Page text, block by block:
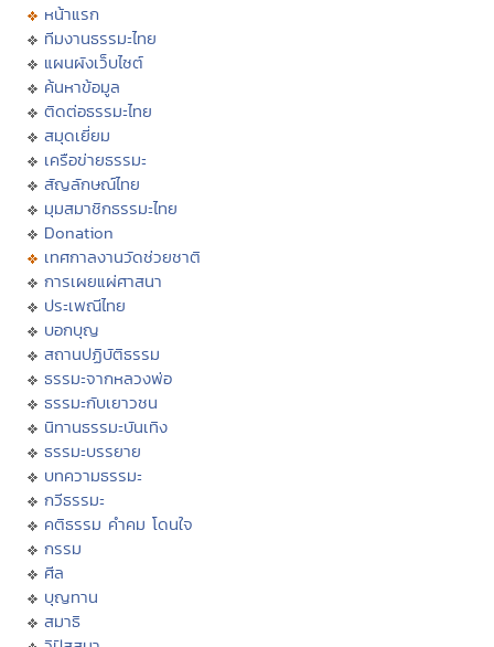
หน้าแรก
ทีมงานธรรมะไทย
แผนผังเว็บไซต์
ค้นหาข้อมูล
ติดต่อธรรมะไทย
สมุดเยี่ยม
เครือข่ายธรรมะ
สัญลักษณ์ไทย
มุมสมาชิกธรรมะไทย
Donation
เทศกาลงานวัดช่วยชาติ
การเผยแผ่ศาสนา
ประเพณีไทย
บอกบุญ
สถานปฏิบัติธรรม
ธรรมะจากหลวงพ่อ
ธรรมะกับเยาวชน
นิทานธรรมะบันเทิง
ธรรมะบรรยาย
บทความธรรมะ
กวีธรรมะ
คติธรรม คำคม โดนใจ
กรรม
ศีล
บุญทาน
สมาธิ